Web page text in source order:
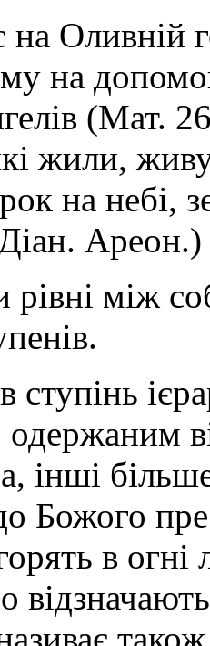
на Оливній
на
(Мат.
жили,
на небі,
Ареон.)
рівні між
ступінь
інші
Божого
в